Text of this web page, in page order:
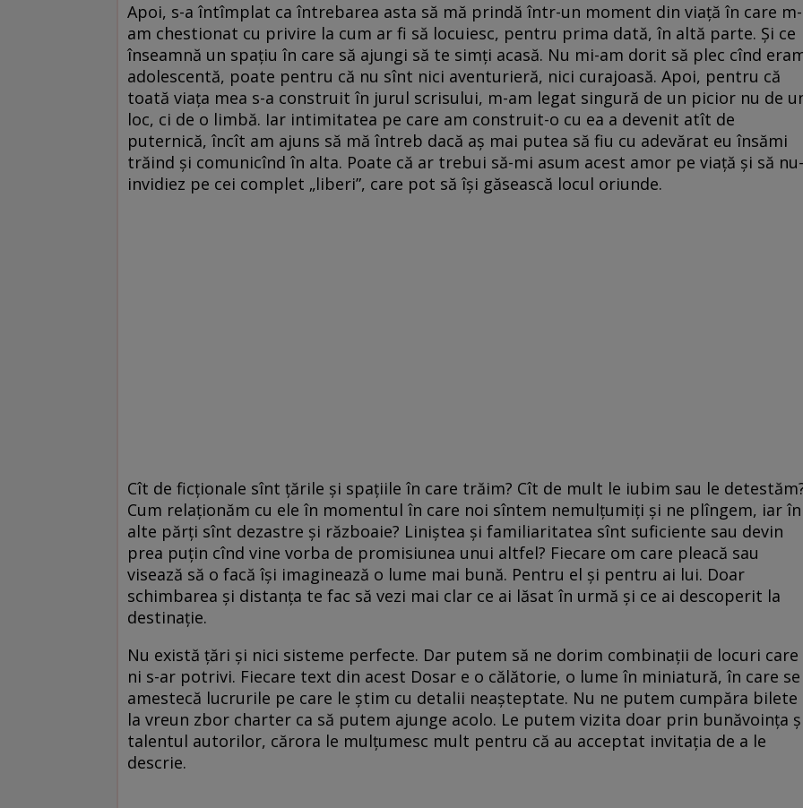
Apoi, s-a întîmplat ca întrebarea asta să mă prindă într-un moment din viață în care m-
am chestionat cu privire la cum ar fi să locuiesc, pentru prima dată, în altă parte. Și ce
înseamnă un spațiu în care să ajungi să te simți acasă. Nu mi-am dorit să plec cînd
adolescentă, poate pentru că nu sînt nici aventurieră, nici curajoasă. Apoi, pentru că
toată viața mea s-a construit în jurul scrisului, m-am legat singură de un picior nu de
loc, ci de o limbă. Iar intimitatea pe care am construit-o cu ea a devenit atît de
puternică, încît am ajuns să mă întreb dacă aș mai putea să fiu cu adevărat eu însămi
trăind și comunicînd în alta. Poate că ar trebui să-mi asum acest amor pe viață și să
invidiez pe cei complet „liberi”, care pot să își găsească locul oriunde.
Cît de ficționale sînt țările și spațiile în care trăim? Cît de mult le iubim sau le
Cum relaționăm cu ele în momentul în care noi sîntem nemulțumiți și ne plîngem, iar în
alte părți sînt dezastre și războaie? Liniștea și familiaritatea sînt suficiente sau devin
prea puțin cînd vine vorba de promisiunea unui altfel? Fiecare om care pleacă sau
visează să o facă își imaginează o lume mai bună. Pentru el și pentru ai lui. Doar
schimbarea și distanța te fac să vezi mai clar ce ai lăsat în urmă și ce ai descoperit la
destinație.
Nu există țări și nici sisteme perfecte. Dar putem să ne dorim combinații de locuri care
ni s-ar potrivi. Fiecare text din acest Dosar e o călătorie, o lume în miniatură, în care se
amestecă lucrurile pe care le știm cu detalii neașteptate. Nu ne putem cumpăra bilete
la vreun zbor charter ca să putem ajunge acolo. Le putem vizita doar prin bunăvoința
talentul autorilor, cărora le mulțumesc mult pentru că au acceptat invitația de a le
descrie.